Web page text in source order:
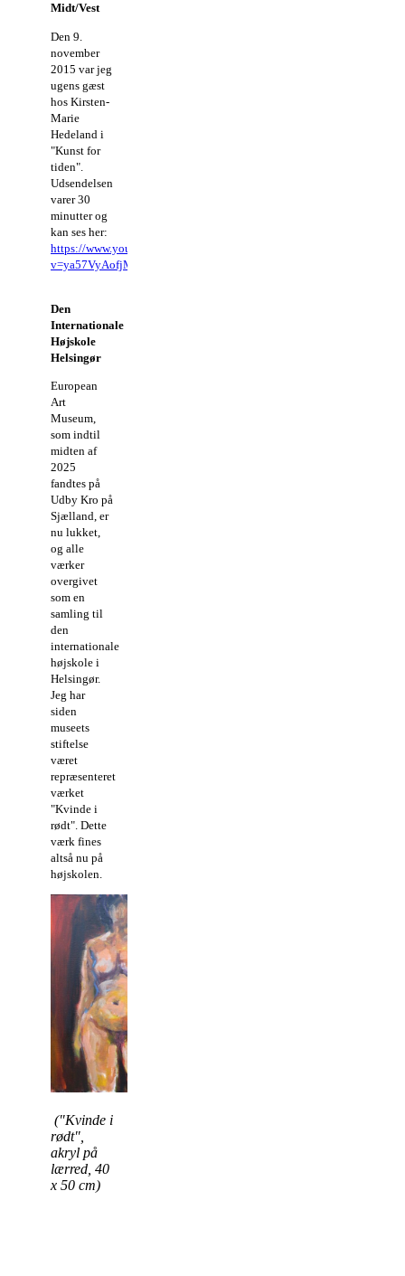
Midt/Vest
Den 9.
november
2015 var jeg
ugens gæst
hos Kirsten-
Marie
Hedeland i
"Kunst for
tiden".
Udsendelsen
varer 30
minutter og
kan ses her:
https://www.youtube.com/watch?
v=ya57VyAofjM
Den
Internationale
Højskole
Helsingør
European
Art
Museum,
som indtil
midten af
2025
fandtes på
Udby Kro på
Sjælland, er
nu lukket,
og alle
værker
overgivet
som en
samling til
den
internationale
højskole i
Helsingør.
Jeg har
siden
museets
stiftelse
været
repræsenteret
værket
"Kvinde i
rødt". Dette
værk fines
altså nu på
højskolen.
("Kvinde i
rødt",
akryl på
lærred, 40
x 50 cm)